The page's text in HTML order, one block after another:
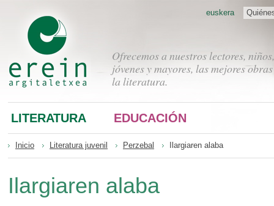
Ofrecemos a nuestros lectores, niños,
jóvenes y mayores, las mejores
la literatura.
euskera
LITERATURA EDUCACIÓN
Inicio Literatura juvenil Perzebal Ilargiaren alaba
Ilargiaren alaba